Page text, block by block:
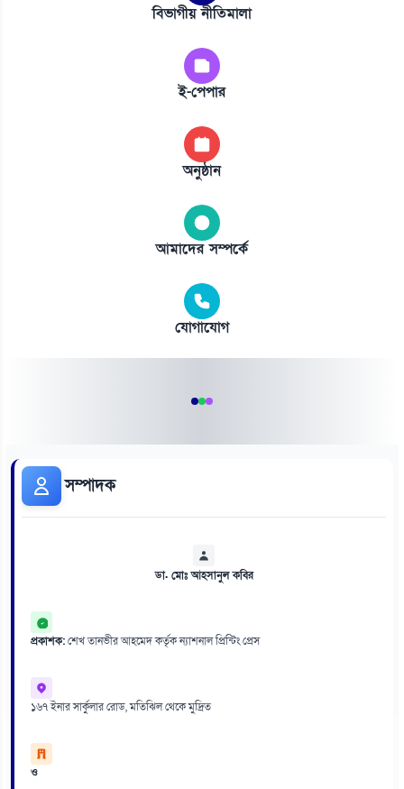
বিভাগীয় নীতিমালা
ই-পেপার
অনুষ্ঠান
আমাদের সম্পর্কে
যোগাযোগ
সম্পাদক
ডা. মোঃ আহসানুল কবির
প্রকাশক:শেখ তানভীর আহমেদ কর্তৃক ন্যাশনাল প্রিন্টিং প্রেস
১৬৭ ইনার সার্কুলার রোড, মতিঝিল থেকে মুদ্রিত
ও